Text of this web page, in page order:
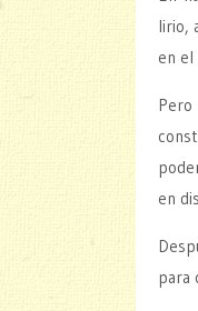
lirio,
en el
Pero
en
para